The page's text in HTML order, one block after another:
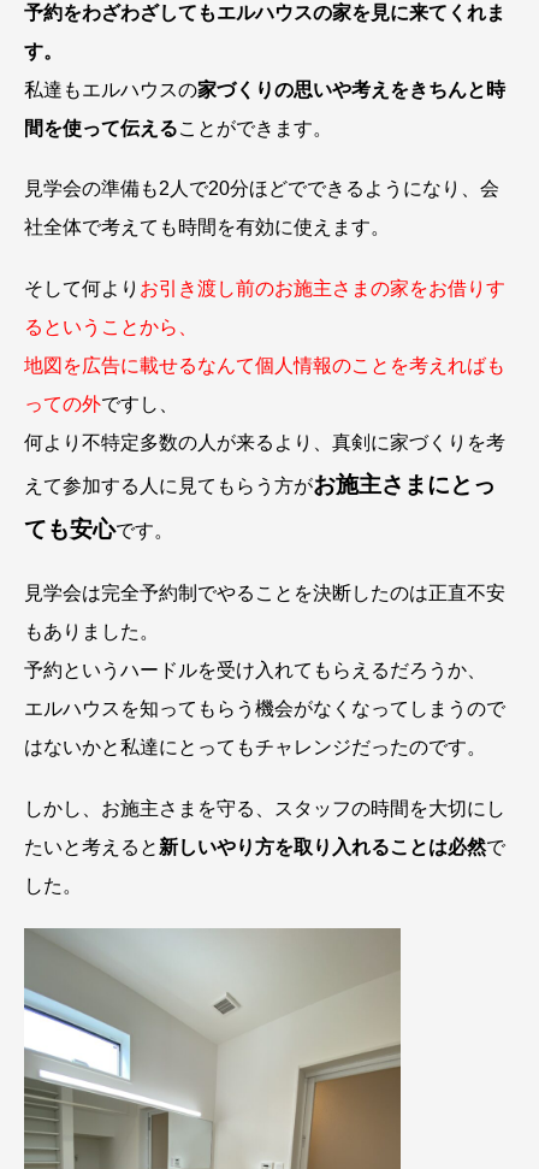
予約をわざわざしてもエルハウスの家を見に来てくれま
す。
私達もエルハウスの家づくりの思いや考えをきちんと時
間を使って伝えることができます。
見学会の準備も2人で20分ほどでできるようになり、会
社全体で考えても時間を有効に使えます。
そして何より お引き渡し前のお施主さまの家をお借りす
るということから、
地図を広告に載せるなんて個人情報のことを考えればも
っての外ですし、
何より不特定多数の人が来るより、真剣に家づくりを考
えて参加する人に見てもらう方がお施主さまにとっ
ても安心です。
見学会は完全予約制でやることを決断したのは正直不安
もありました。
予約というハードルを受け入れてもらえるだろうか、
エルハウスを知ってもらう機会がなくなってしまうので
はないかと私達にとってもチャレンジだったのです。
しかし、お施主さまを守る、スタッフの時間を大切にし
たいと考えると 新しいやり方を取り入れることは必然で
した。